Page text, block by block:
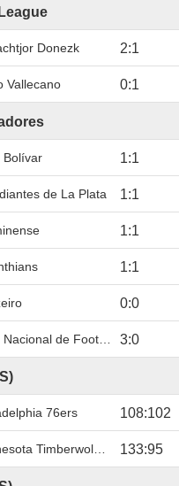
Donezk 2:1
Vallecano 0:1
Bolívar 1:1
de La Plata 1:1
1:1
1:1
0:0
Club Nacional de Football 3:0
76ers 108:102
Minnesota Timberwolves 133:95